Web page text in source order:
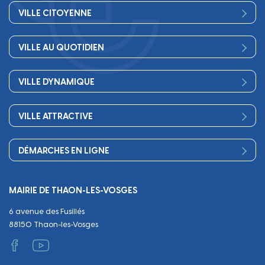
VILLE CITOYENNE
Conseil Municipal
Les services de la Mairie
Finances
Démocratie participative
Publications
VILLE AU QUOTIDIEN
Petite enfance
Scolarité
Périscolaire
Séniors, social, santé
Circuler
Emploi
VILLE DYNAMIQUE
Culture
Associations
Equipements
VILLE ATTRACTIVE
Commerces et artisanat
Urbanisme
Tranquillité et sécurité
DÉMARCHES EN LIGNE
Décès
Papiers et citoyenneté
Administratif et technique
MAIRIE DE THAON-LES-VOSGES
6 avenue des Fusillés
88150 Thaon-les-Vosges